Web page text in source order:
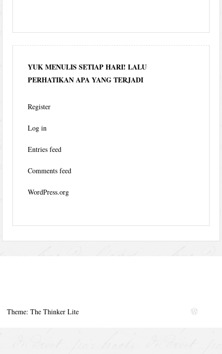
YUK MENULIS SETIAP HARI! LALU
PERHATIKAN APA YANG TERJADI
Register
Log in
Entries feed
Comments feed
WordPress.org
Theme: The Thinker Lite